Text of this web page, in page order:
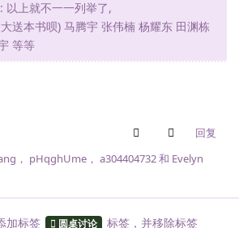
以上就不一一列举了,
送本书呗) 马腾宇 张伟楠 杨耀东 田渊栋
等等
回复
， pHqghUme ， a304404732和 Evelyn
加标签 圆桌讨论 标签，并移除标签